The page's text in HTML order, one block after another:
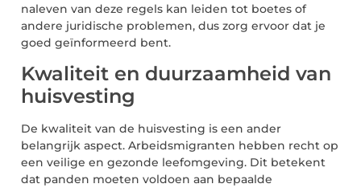
naleven van deze regels kan leiden tot boetes of
andere juridische problemen, dus zorg ervoor dat je
goed geïnformeerd bent.
Kwaliteit en duurzaamheid van
huisvesting
De kwaliteit van de huisvesting is een ander
belangrijk aspect. Arbeidsmigranten hebben recht op
een veilige en gezonde leefomgeving. Dit betekent
dat panden moeten voldoen aan bepaalde